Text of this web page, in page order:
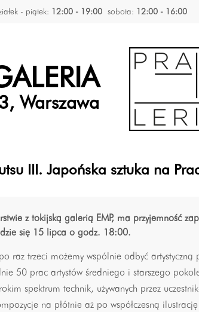
- piątek: 12:00 - 19:00 sobota: 12:00 - 16:00
Warszawa
III. Japońska sztuka na
z tokijską galerią EMP, ma przyjemność
się 15 lipca o godz. 18:00.
raz trzeci możemy wspólnie odbyć
50 prac artystów średniego i starszego
spektrum technik, używanych przez
na płótnie aż po współczesną